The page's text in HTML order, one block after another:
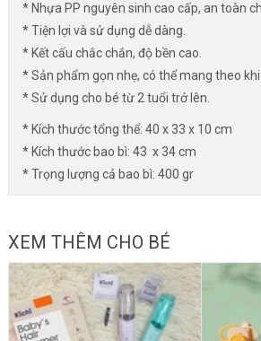
* Nhựa PP nguyên sinh cao cấp, an toàn
* Tiện lợi và sử dụng dễ dàng.
* Kết cấu chắc chắn, độ bền cao.
* Sản phẩm gọn nhẹ, có thể mang theo khi
* Sử dụng cho bé từ 2 tuổi trở lên.
* Kích thước tổng thể: 40 x 33 x 10 cm
* Kích thước bao bì: 43 x 34 cm
* Trọng lượng cả bao bì: 400 gr
XEM THÊM CHO BÉ